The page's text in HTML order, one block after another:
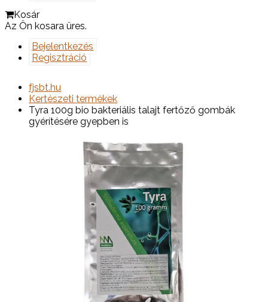
Kosár
Az Ön kosara üres.
Bejelentkezés
Regisztráció
fjsbt.hu
Kertészeti termékek
Tyra 100g bio bakteriális talajt fertőző gombák
gyérítésére gyepben is